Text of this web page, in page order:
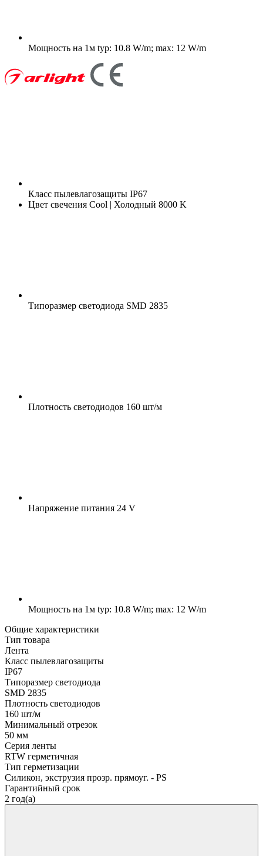
Мощность на 1м typ: 10.8 W/m; max: 12 W/m
Класс пылевлагозащиты IP67
Цвет свечения Cool | Холодный 8000 K
Типоразмер светодиода SMD 2835
Плотность светодиодов 160 шт/м
Напряжение питания 24 V
Мощность на 1м typ: 10.8 W/m; max: 12 W/m
Общие характеристики
Тип товара
Лента
Класс пылевлагозащиты
IP67
Типоразмер светодиода
SMD 2835
Плотность светодиодов
160 шт/м
Минимальный отрезок
50 мм
Серия ленты
RTW герметичная
Тип герметизации
Силикон, экструзия прозр. прямоуг. - PS
Гарантийный срок
2 год(а)